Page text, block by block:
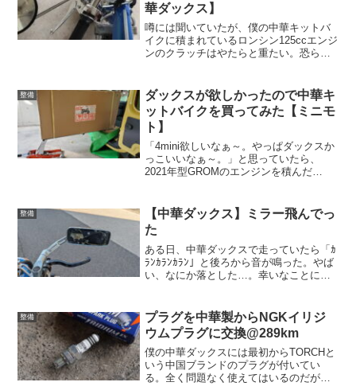
華ダックス】
噂には聞いていたが、僕の中華キットバ
イクに積まれているロンシン125ccエンジ
ンのクラッチはやたらと重たい。恐らく
い。この手の重さを厳密に測るのは難し
いが、試しに測ってみ...
整備
ダックスが欲しかったので中華キ
ットバイクを買ってみた【ミニモ
ト】
「4mini欲しいなぁ～。やっぱダックスか
っこいいなぁ～。」と思っていたら、
2021年型GROMのエンジンを積んだ
と前々から思っていたし、5速ミッション
搭載とな...
整備
【中華ダックス】ミラー飛んでっ
た
ある日、中華ダックスで走っていたら「ｶ
ﾗﾝｶﾗﾝｶﾗﾝ」と後ろから音が鳴った。やば
い、なにか落とした…。幸いなことに交
戻ることができた。その間にざっと何が
落ちたのか確...
整備
プラグを中華製からNGKイリジ
ウムプラグに交換@289km
僕の中華ダックスには最初からTORCHと
いう中国ブランドのプラグが付いてい
る。全く問題なく使えてはいるのだが、